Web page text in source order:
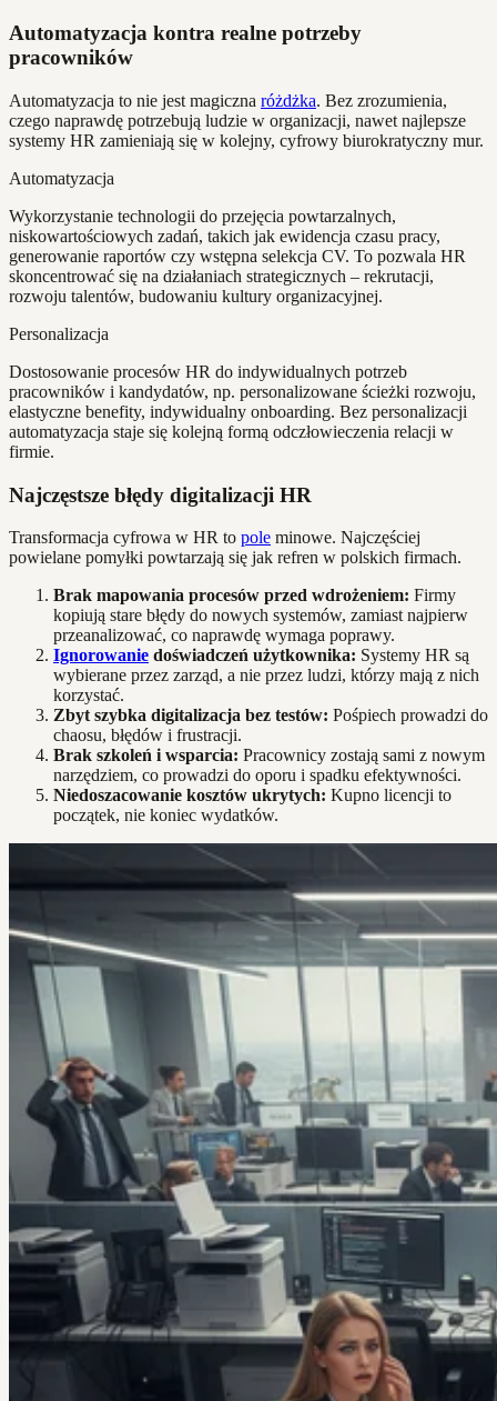
Automatyzacja kontra realne potrzeby
pracowników
Automatyzacja to nie jest magiczna różdżka. Bez zrozumienia,
czego naprawdę potrzebują ludzie w organizacji, nawet najlepsze
systemy HR zamieniają się w kolejny, cyfrowy biurokratyczny mur.
Automatyzacja
Wykorzystanie technologii do przejęcia powtarzalnych,
niskowartościowych zadań, takich jak ewidencja czasu pracy,
generowanie raportów czy wstępna selekcja CV. To pozwala HR
skoncentrować się na działaniach strategicznych – rekrutacji,
rozwoju talentów, budowaniu kultury organizacyjnej.
Personalizacja
Dostosowanie procesów HR do indywidualnych potrzeb
pracowników i kandydatów, np. personalizowane ścieżki rozwoju,
elastyczne benefity, indywidualny onboarding. Bez personalizacji
automatyzacja staje się kolejną formą odczłowieczenia relacji w
firmie.
Najczęstsze błędy digitalizacji HR
Transformacja cyfrowa w HR to pole minowe. Najczęściej
powielane pomyłki powtarzają się jak refren w polskich firmach.
Brak mapowania procesów przed wdrożeniem: Firmy
kopiują stare błędy do nowych systemów, zamiast najpierw
przeanalizować, co naprawdę wymaga poprawy.
Ignorowanie doświadczeń użytkownika: Systemy HR są
wybierane przez zarząd, a nie przez ludzi, którzy mają z nich
korzystać.
Zbyt szybka digitalizacja bez testów: Pośpiech prowadzi do
chaosu, błędów i frustracji.
Brak szkoleń i wsparcia: Pracownicy zostają sami z nowym
narzędziem, co prowadzi do oporu i spadku efektywności.
Niedoszacowanie kosztów ukrytych: Kupno licencji to
początek, nie koniec wydatków.